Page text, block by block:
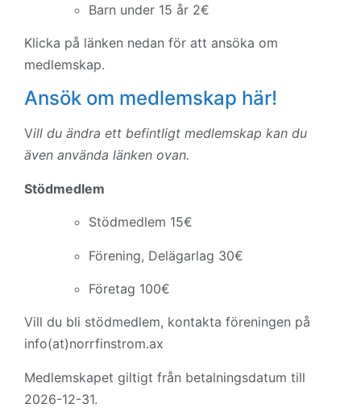
Barn under 15 år 2€
Klicka på länken nedan för att ansöka om
medlemskap.
Ansök om medlemskap här!
Vill du ändra ett befintligt medlemskap kan du
även använda länken ovan.
Stödmedlem
Stödmedlem 15€
Förening, Delägarlag 30€
Företag 100€
Vill du bli stödmedlem, kontakta föreningen på
info(at)norrfinstrom.ax
Medlemskapet giltigt från betalningsdatum till
2026-12-31.